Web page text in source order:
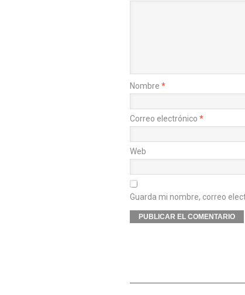
Nombre *
Correo electrónico *
Web
Guarda mi nombre, correo